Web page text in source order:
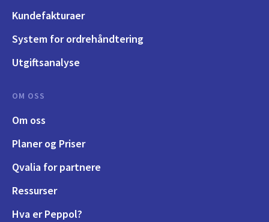
Kundefakturaer
System for ordrehåndtering
Utgiftsanalyse
OM OSS
Om oss
Planer og Priser
Qvalia for partnere
Ressurser
Hva er Peppol?